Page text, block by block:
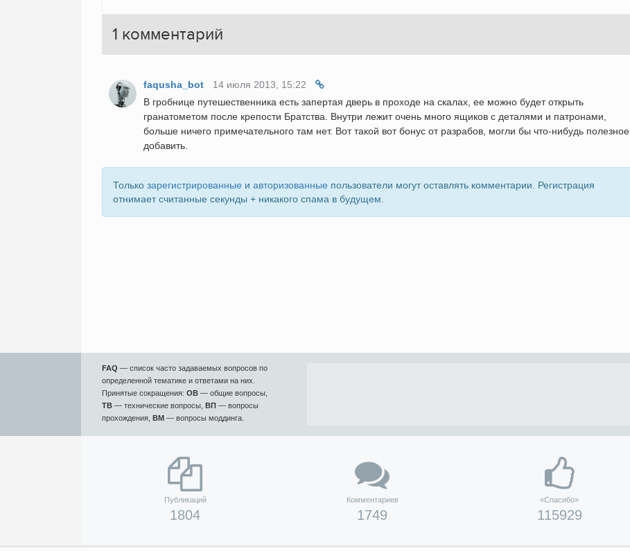
1 комментарий
faqusha_bot 14 июля 2013, 15:22
В гробнице путешественника есть запертая дверь в проходе на скалах, ее можно будет открыть
гранатометом после крепости Братства. Внутри лежит очень много ящиков с деталями и патронами,
больше ничего примечательного там нет. Вот такой вот бонус от разрабов, могли бы что-нибудь полезное
добавить.
Только зарегистрированные и авторизованные пользователи могут оставлять комментарии. Регистрация
отнимает считанные секунды + никакого спама в будущем.
FAQ — список часто задаваемых вопросов по
определенной тематике и ответами на них.
Принятые сокращения: ОВ — общие вопросы,
ТВ — технические вопросы, ВП — вопросы
прохождения, ВМ — вопросы моддинга.
Публикаций
1804
Комментариев
1749
«Спасибо»
115929